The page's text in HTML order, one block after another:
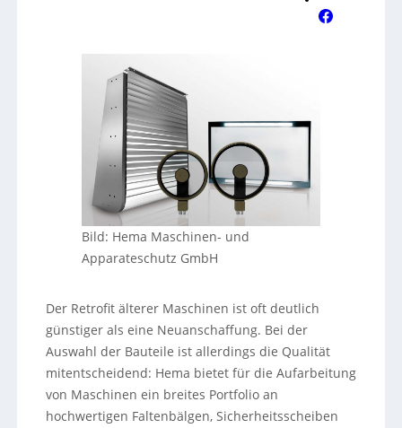
Bild: Hema Maschinen- und
Apparateschutz GmbH
Der Retrofit älterer Maschinen ist oft deutlich
günstiger als eine Neuanschaffung. Bei der
Auswahl der Bauteile ist allerdings die Qualität
mitentscheidend: Hema bietet für die Aufarbeitung
von Maschinen ein breites Portfolio an
hochwertigen Faltenbälgen, Sicherheitsscheiben